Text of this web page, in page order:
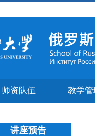
师资队伍 教学
讲座预告